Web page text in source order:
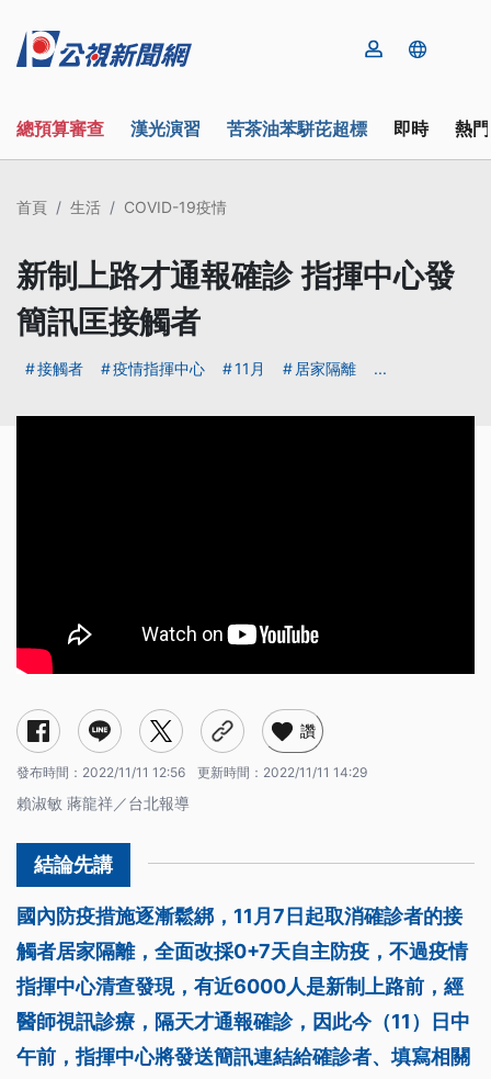
總預算審查 漢光演習 苦茶油苯駢芘超標 即時 熱
首頁 生活 COVID-19疫情
新制上路才通報確診 指揮中心發
簡訊匡接觸者
接觸者 疫情指揮中心 11月 居家隔離 ...
讚
發布時間： 2022/11/11 12:56 更新時間： 2022/11/11 14:29
賴淑敏 蔣龍祥／台北報導
國內防疫措施逐漸鬆綁，11月7日起取消確診者的接
觸者居家隔離，全面改採0+7天自主防疫，不過疫情
指揮中心清查發現，有近6000人是新制上路前，經
醫師視訊診療，隔天才通報確診，因此今（11）日中
午前，指揮中心將發送簡訊連結給確診者、填寫相關